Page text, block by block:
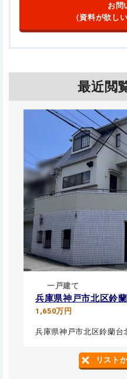
お問
（資料が欲し
最近閲
一戸建て
兵庫県神戸市北区鈴
1,650万円
兵庫県神戸市北区鈴蘭台
リスト